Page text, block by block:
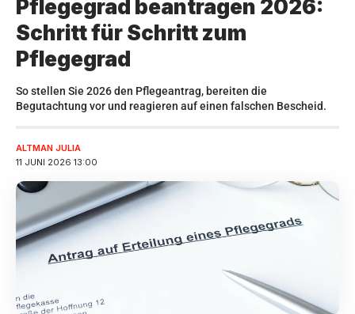
Pflegegrad beantragen 2026:
Schritt für Schritt zum
Pflegegrad
So stellen Sie 2026 den Pflegeantrag, bereiten die
Begutachtung vor und reagieren auf einen falschen Bescheid.
11 JUNI 2026 13:00
ALTMAN JULIA